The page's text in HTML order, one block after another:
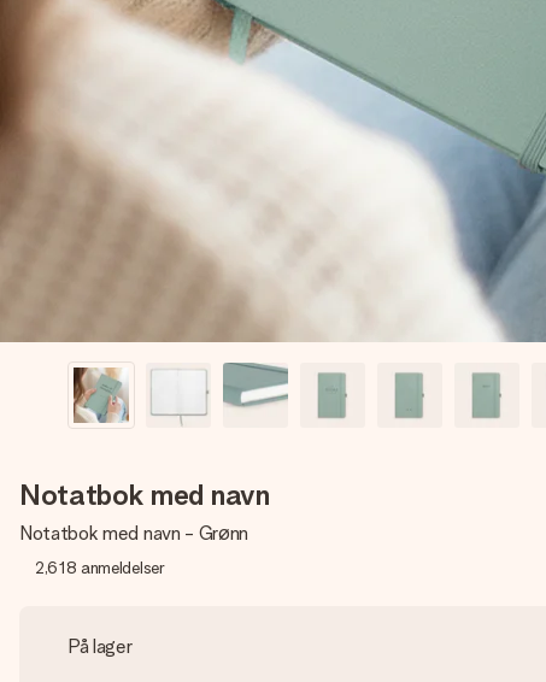
Notatbok med navn
Notatbok med navn - Grønn
2,618 anmeldelser
På lager